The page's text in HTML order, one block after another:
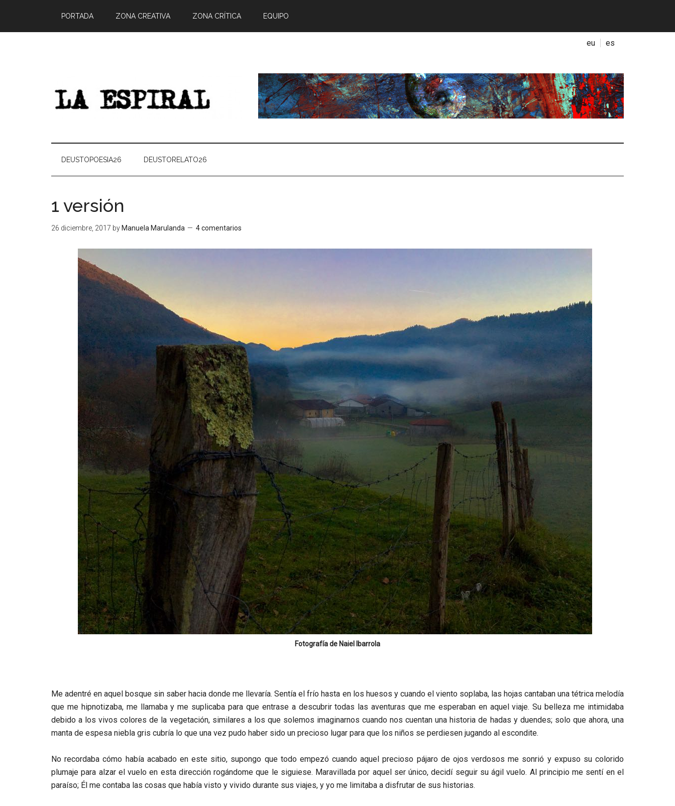
PORTADA ZONA CREATIVA ZONA CRÍTICA EQUIPO
eu es
DEUSTOPOESIA26 DEUSTORELATO26
1 versión
26 diciembre, 2017 by Manuela Marulanda 4 comentarios
Fotografía de Naiel Ibarrola
Me adentré en aquel bosque sin saber hacia donde me llevaría. Sentía el frío hasta en los huesos y cuando el viento soplaba, las hojas cantaban una tétrica melodía
que me hipnotizaba, me llamaba y me suplicaba para que entrase a descubrir todas las aventuras que me esperaban en aquel viaje. Su belleza me intimidaba
debido a los vivos colores de la vegetación, similares a los que solemos imaginarnos cuando nos cuentan una historia de hadas y duendes; solo que ahora, una
manta de espesa niebla gris cubría lo que una vez pudo haber sido un precioso lugar para que los niños se perdiesen jugando al escondite.
No recordaba cómo había acabado en este sitio, supongo que todo empezó cuando aquel precioso pájaro de ojos verdosos me sonrió y expuso su colorido
plumaje para alzar el vuelo en esta dirección rogándome que le siguiese. Maravillada por aquel ser único, decidí seguir su ágil vuelo. Al principio me sentí en el
paraíso; Él me contaba las cosas que había visto y vivido durante sus viajes, y yo me limitaba a disfrutar de sus historias.